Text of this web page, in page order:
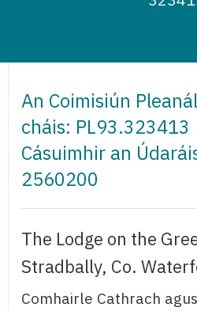
An Coimisiún
cháis: PL93.323413
Cásuimhir an
2560200
The Lodge on the
Stradbally, Co.
Comhairle Cathrach